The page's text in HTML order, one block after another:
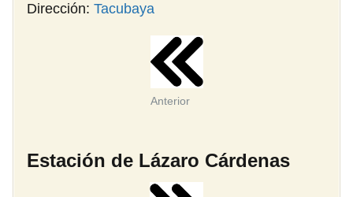
Dirección: Tacubaya
Anterior
Estación de Lázaro Cárdenas